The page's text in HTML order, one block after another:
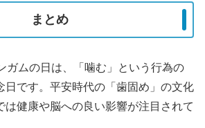
まとめ
ガムの日は、「噛む」という行為の
日です。平安時代の「歯固め」の文化
は健康や脳への良い影響が注目されて